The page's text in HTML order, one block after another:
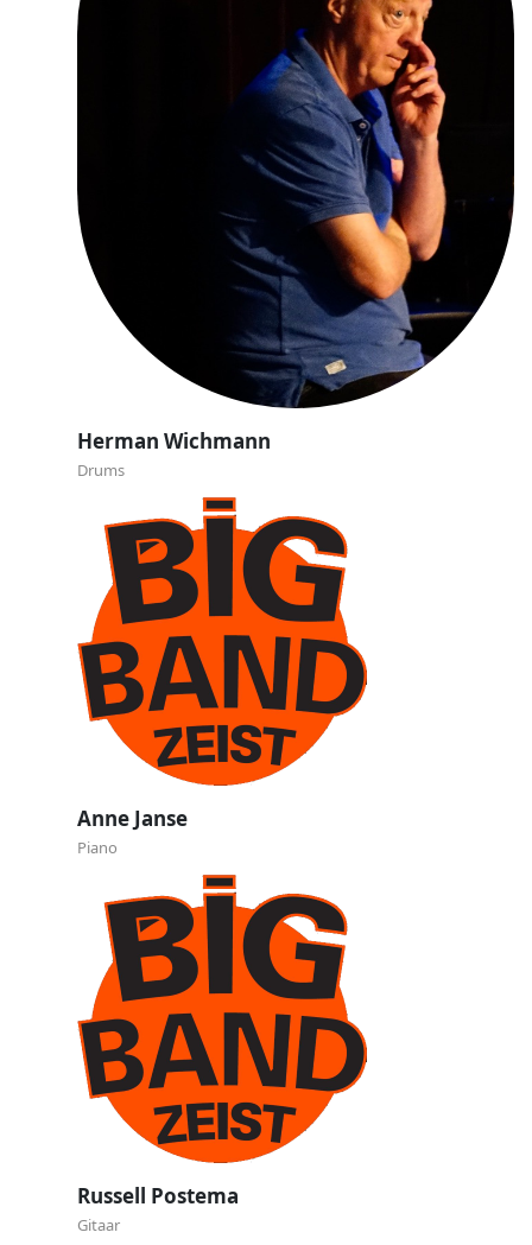
Vacature !!
Trombone
Herman Wichmann
Drums